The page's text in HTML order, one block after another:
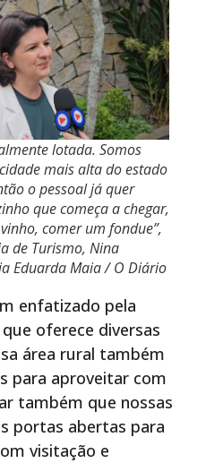
lotada. Somos
mais alta do estado
o pessoal já quer
que começa a chegar,
comer um fondue”,
de Turismo, Nina
Eduarda Maia / O Diário
enfatizado pela
oferece diversas
área rural também
para aproveitar com
também que nossas
portas abertas para
visitação e